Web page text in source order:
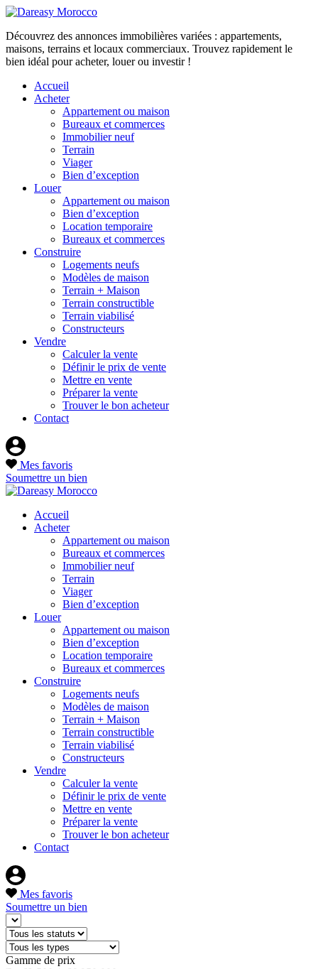
Découvrez des annonces immobilières variées : appartements,
maisons, terrains et locaux commerciaux. Trouvez rapidement le
bien idéal pour acheter, louer ou investir !
Accueil
Acheter
Appartement ou maison
Bureaux et commerces
Immobilier neuf
Terrain
Viager
Bien d’exception
Louer
Appartement ou maison
Bien d’exception
Location temporaire
Bureaux et commerces
Construire
Logements neufs
Modèles de maison
Terrain + Maison
Terrain constructible
Terrain viabilisé
Constructeurs
Vendre
Calculer la vente
Définir le prix de vente
Mettre en vente
Préparer la vente
Trouver le bon acheteur
Contact
Mes favoris
Soumettre un bien
Accueil
Acheter
Appartement ou maison
Bureaux et commerces
Immobilier neuf
Terrain
Viager
Bien d’exception
Louer
Appartement ou maison
Bien d’exception
Location temporaire
Bureaux et commerces
Construire
Logements neufs
Modèles de maison
Terrain + Maison
Terrain constructible
Terrain viabilisé
Constructeurs
Vendre
Calculer la vente
Définir le prix de vente
Mettre en vente
Préparer la vente
Trouver le bon acheteur
Contact
Mes favoris
Soumettre un bien
Gamme de prix